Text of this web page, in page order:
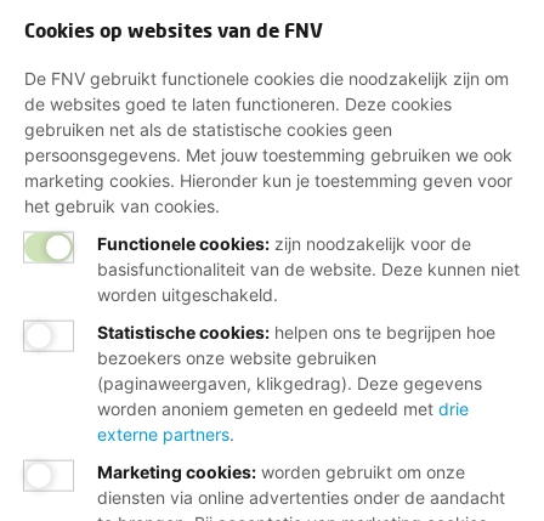
Cookies op websites van de FNV
De FNV gebruikt functionele cookies die noodzakelijk zijn om
de websites goed te laten functioneren. Deze cookies
gebruiken net als de statistische cookies geen
persoonsgegevens. Met jouw toestemming gebruiken we ook
marketing cookies. Hieronder kun je toestemming geven voor
het gebruik van cookies.
Functionele cookies: zijn noodzakelijk voor de
basisfunctionaliteit van de website. Deze kunnen niet
worden uitgeschakeld.
Statistische cookies: helpen ons te begrijpen hoe
bezoekers onze website gebruiken
(paginaweergaven, klikgedrag). Deze gegevens
worden anoniem gemeten en gedeeld met drie
externe partners.
Marketing cookies: worden gebruikt om onze
diensten via online advertenties onder de aandacht